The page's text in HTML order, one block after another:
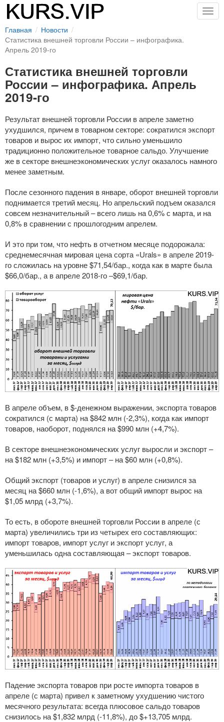
Главная
Новости
Статистика внешней торговли России – инфографика.
Апрель 2019-го
Статистика внешней торговли
России – инфографика. Апрель
2019-го
Результат внешней торговли России в апреле заметно
ухудшился, причем в товарном секторе: сократился экспорт
товаров и вырос их импорт, что сильно уменьшило
традиционно положительное товарное сальдо. Улучшение
же в секторе внешнеэкономических услуг оказалось намного
менее заметным.
После сезонного падения в январе, оборот внешней торговли
поднимается третий месяц. Но апрельский подъем оказался
совсем незначительный – всего лишь на 0,6% с марта, и на
0,8% в сравнении с прошлогодним апрелем.
И это при том, что нефть в отчетном месяце подорожала:
среднемесячная мировая цена сорта «Urals» в апреле 2019-
го сложилась на уровне $71,54/бар., когда как в марте была
$66,0/бар., а в апреле 2018-го –$69,1/бар.
В апреле объем, в $-денежном выражении, экспорта товаров
сократился (с марта) на $842 млн (-2,3%), когда как импорт
товаров, наоборот, поднялся на $990 млн (+4,7%).
В секторе внешнеэкономических услуг выросли и экспорт –
на $182 млн (+3,5%) и импорт – на $60 млн (+0,8%).
Общий экспорт (товаров и услуг) в апреле снизился за
месяц на $660 млн (-1,6%), а вот общий импорт вырос на
$1,05 млрд (+3,7%).
То есть, в обороте внешней торговли России в апреле (с
марта) увеличились три из четырех его составляющих:
импорт товаров, импорт услуг и экспорт услуг, а
уменьшилась одна составляющая – экспорт товаров.
Падение экспорта товаров при росте импорта товаров в
апреле (с марта) привел к заметному ухудшению чистого
месячного результата: всегда плюсовое сальдо товаров
снизилось на $1,832 млрд (-11,8%), до $+13,705 млрд.